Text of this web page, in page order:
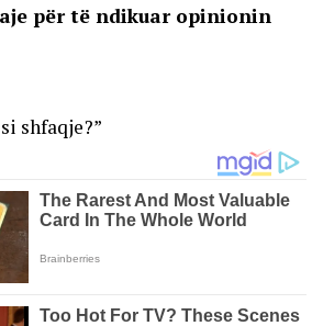
për të ndikuar opinionin
shfaqje?”